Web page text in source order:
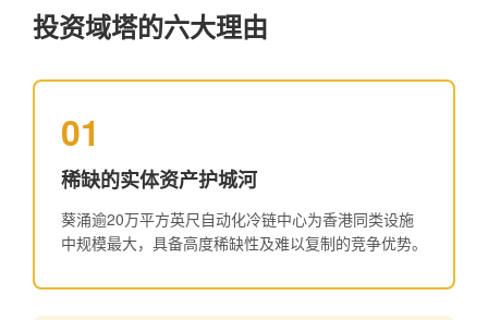
投资域塔的六大理由
01
稀缺的实体资产护城河
葵涌逾20万平方英尺自动化冷链中心为香港同类设施
中规模最大，具备高度稀缺性及难以复制的竞争优势。